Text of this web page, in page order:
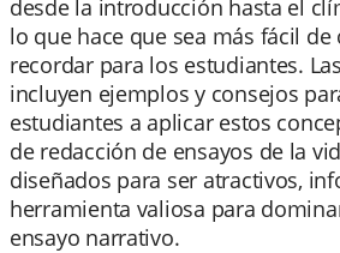
desde la introducción hasta el
lo que hace que sea más fácil
recordar para los estudiantes.
incluyen ejemplos y consejos
estudiantes a aplicar estos
de redacción de ensayos de la
diseñados para ser atractivos,
herramienta valiosa para
ensayo narrativo.